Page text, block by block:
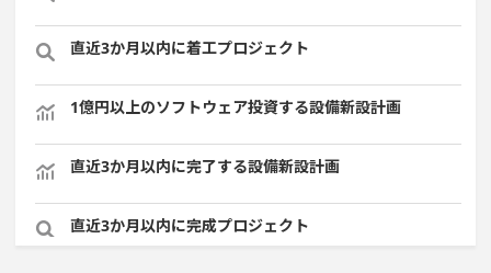
直近3か月以内に着工プロジェクト
1億円以上のソフトウェア投資する設備新設計画
直近3か月以内に完了する設備新設計画
直近3か月以内に完成プロジェクト